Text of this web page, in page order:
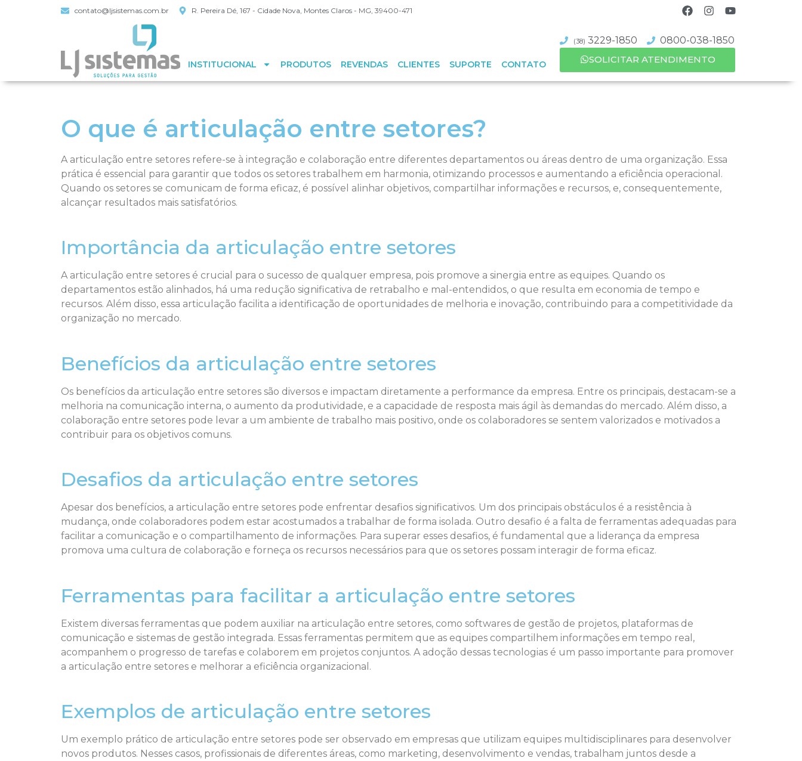
contato@ljsistemas.com.br R. Pereira Dé, 167 - Cidade Nova, Montes Claros - MG, 39400-471
INSTITUCIONAL PRODUTOS REVENDAS CLIENTES SUPORTE CONTATO
(38) 3229-1850
0800-038-1850
SOLICITAR ATENDIMENTO
O que é articulação entre setores?
A articulação entre setores refere-se à integração e colaboração entre diferentes departamentos ou áreas dentro de uma organização. Essa
prática é essencial para garantir que todos os setores trabalhem em harmonia, otimizando processos e aumentando a eficiência operacional.
Quando os setores se comunicam de forma eficaz, é possível alinhar objetivos, compartilhar informações e recursos, e, consequentemente,
alcançar resultados mais satisfatórios.
Importância da articulação entre setores
A articulação entre setores é crucial para o sucesso de qualquer empresa, pois promove a sinergia entre as equipes. Quando os
departamentos estão alinhados, há uma redução significativa de retrabalho e mal-entendidos, o que resulta em economia de tempo e
recursos. Além disso, essa articulação facilita a identificação de oportunidades de melhoria e inovação, contribuindo para a competitividade da
organização no mercado.
Benefícios da articulação entre setores
Os benefícios da articulação entre setores são diversos e impactam diretamente a performance da empresa. Entre os principais, destacam-se a
melhoria na comunicação interna, o aumento da produtividade, e a capacidade de resposta mais ágil às demandas do mercado. Além disso, a
colaboração entre setores pode levar a um ambiente de trabalho mais positivo, onde os colaboradores se sentem valorizados e motivados a
contribuir para os objetivos comuns.
Desafios da articulação entre setores
Apesar dos benefícios, a articulação entre setores pode enfrentar desafios significativos. Um dos principais obstáculos é a resistência à
mudança, onde colaboradores podem estar acostumados a trabalhar de forma isolada. Outro desafio é a falta de ferramentas adequadas para
facilitar a comunicação e o compartilhamento de informações. Para superar esses desafios, é fundamental que a liderança da empresa
promova uma cultura de colaboração e forneça os recursos necessários para que os setores possam interagir de forma eficaz.
Ferramentas para facilitar a articulação entre setores
Existem diversas ferramentas que podem auxiliar na articulação entre setores, como softwares de gestão de projetos, plataformas de
comunicação e sistemas de gestão integrada. Essas ferramentas permitem que as equipes compartilhem informações em tempo real,
acompanhem o progresso de tarefas e colaborem em projetos conjuntos. A adoção dessas tecnologias é um passo importante para promover
a articulação entre setores e melhorar a eficiência organizacional.
Exemplos de articulação entre setores
Um exemplo prático de articulação entre setores pode ser observado em empresas que utilizam equipes multidisciplinares para desenvolver
novos produtos. Nesses casos, profissionais de diferentes áreas, como marketing, desenvolvimento e vendas, trabalham juntos desde a